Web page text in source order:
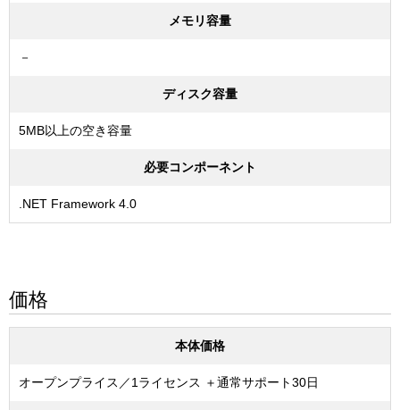
メモリ容量
－
ディスク容量
5MB以上の空き容量
必要コンポーネント
.NET Framework 4.0
価格
本体価格
オープンプライス／1ライセンス ＋通常サポート30日